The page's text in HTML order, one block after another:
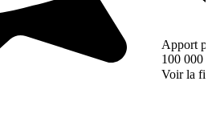
Apport
100 000 €
Voir la